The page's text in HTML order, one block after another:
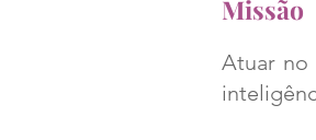
Missão
Atuar no